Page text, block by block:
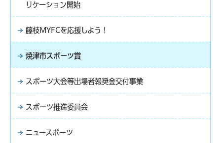
リケーション開始
藤枝MYFCを応援しよう！
焼津市スポーツ賞
スポーツ大会等出場者報奨金交付事業
スポーツ推進委員会
ニュースポーツ